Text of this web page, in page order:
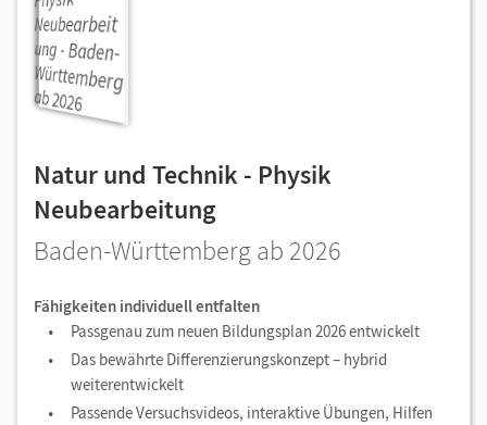
Natur und Technik - Physik
Neubearbeitung
Baden-Württemberg ab 2026
Fähigkeiten individuell entfalten
Passgenau zum neuen Bildungsplan 2026 entwickelt
Das bewährte Differenzierungskonzept – hybrid
weiterentwickelt
Passende Versuchsvideos, interaktive Übungen, Hilfen